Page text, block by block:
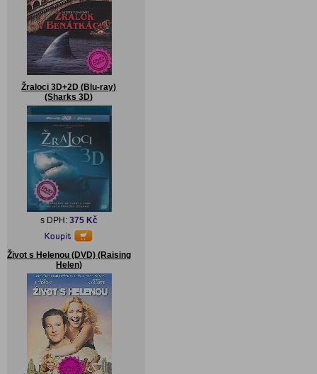
Žraloci 3D+2D (Blu-ray)
(Sharks 3D)
s DPH: 375 Kč
Život s Helenou (DVD) (Raising
Helen)